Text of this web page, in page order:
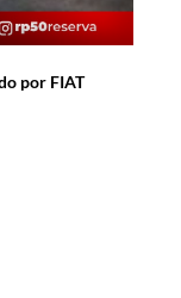
por FIAT